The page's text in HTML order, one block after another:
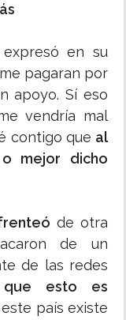
en su
pagaran por
apoyo. Sí eso
vendría mal
contigo que al
mejor dicho
de otra
de un
de las redes
esto es
país existe